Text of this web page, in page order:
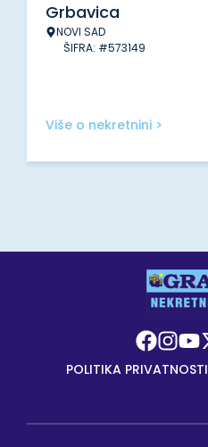
Grbavica
NOVI SAD
ŠIFRA: #573149
Više o nekretnini >
POLITIKA PRIVATNOSTI